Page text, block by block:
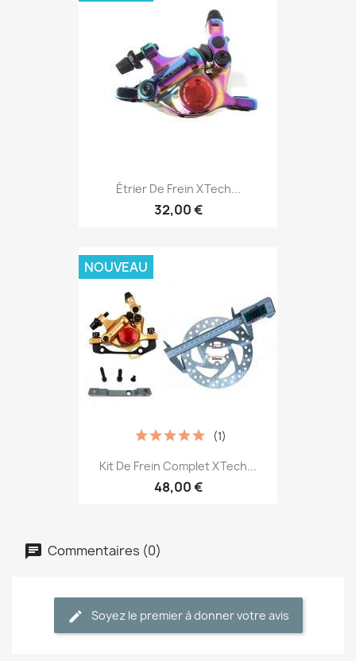
Étrier De Frein XTech...
32,00 €
Kit De Frein Complet XTech...
48,00 €
(1)
NOUVEAU
Commentaires (0)
Soyez le premier à donner votre avis